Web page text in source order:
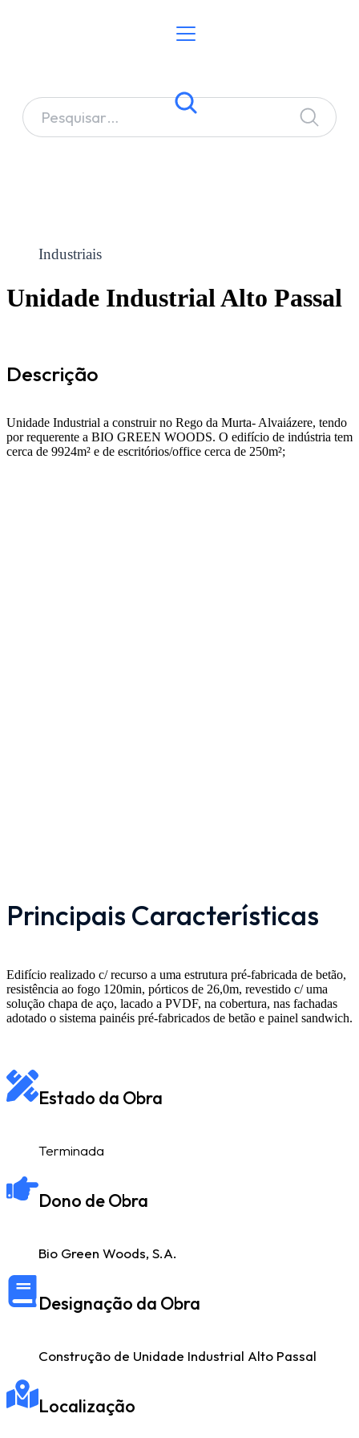
Industriais
Unidade Industrial Alto Passal
Descrição
Unidade Industrial a construir no Rego da Murta- Alvaiázere, tendo
por requerente a BIO GREEN WOODS. O edifício de indústria tem
cerca de 9924m² e de escritórios/office cerca de 250m²;
Principais Características
Edifício realizado c/ recurso a uma estrutura pré-fabricada de betão,
resistência ao fogo 120min, pórticos de 26,0m, revestido c/ uma
solução chapa de aço, lacado a PVDF, na cobertura, nas fachadas
adotado o sistema painéis pré-fabricados de betão e painel sandwich.
Estado da Obra
Terminada
Dono de Obra
Bio Green Woods, S.A.
Designação da Obra
Construção de Unidade Industrial Alto Passal
Localização